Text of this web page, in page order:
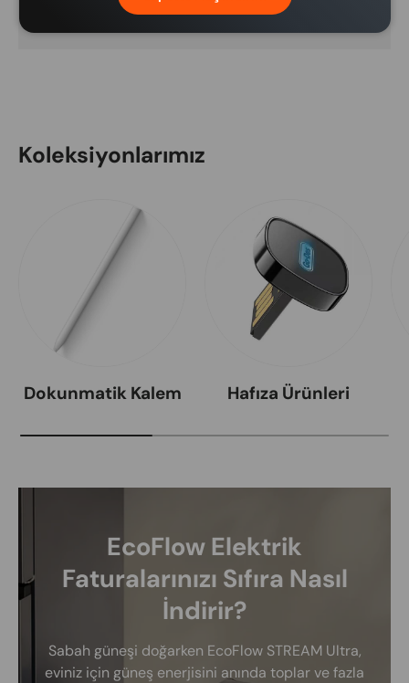
bulunmamaktadır.
Koleksiyonlarımız
Dokunmatik Kalem Hafıza Ürünleri
EcoFlow Elektrik
Faturalarınızı Sıfıra Nasıl
İndirir?
Sabah güneşi doğarken EcoFlow STREAM Ultra,
eviniz için güneş enerjisini anında toplar ve fazla